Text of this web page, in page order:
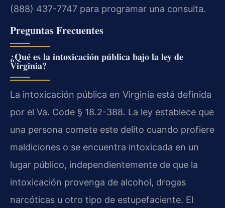
(888) 437-7747 para programar una consulta.
Preguntas Frecuentes
¿Qué es la intoxicación pública bajo la ley de
Virginia?
La intoxicación pública en Virginia está definida
por el Va. Code § 18.2-388. La ley establece que
una persona comete este delito cuando profiere
maldiciones o se encuentra intoxicada en un
lugar público, independientemente de que la
intoxicación provenga de alcohol, drogas
narcóticas u otro tipo de estupefaciente. El